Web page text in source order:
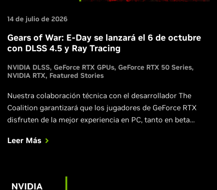
14 de julio de 2026
Gears of War: E-Day se lanzará el 6 de octubre
con DLSS 4.5 y Ray Tracing
NVIDIA DLSS GeForce RTX GPUs GeForce RTX 50 Series
NVIDIA RTX Featured Stories
Nuestra colaboración técnica con el desarrollador The
Coalition garantizará que los jugadores de GeForce RTX
disfruten de la mejor experiencia en PC, tanto en beta
juego completo.
Leer Más